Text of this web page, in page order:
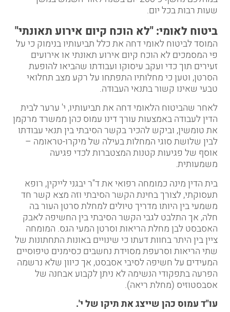
שעות רבות בכל יום.
ביטוח לאומי: "לא הוכח קיום אירוע תאונתי"
המוסד לביטוח לאומי דחה את כלל תביעותיו בנימוק כי על
פי המסמכים לא הוכח קיום אירוע תאונתי או אירועים
זעירים תוך כדי ועקב עיסוקו ועבודתו שהביאו להופעת
הסרטן, וטען כי מחלותיו התפתחו על רקע מצב תחלואי
טבעי שאינו קשור בתנאי העבודה.
לאחר שהביטוח הלאומי דחה את תביעותיו, י' ערער לבית
הדין לעבודה באמצעות עורך דינו עמוס כהןממשרד מרקמן
את טומשין, וביקש להכיר בקשר הסיבתי בין תנאי עבודתו
לבין שלושת סוגי המחלות בעילה שלמיקרו-טראומה –
אוסף של פגיעות קטנות המצטברות לכדי פגיעה
משמעותית.
בית הדין מינה כמומחה רפואי את ד"ר יבגני לייקין, רופא
תעסוקתי, לצורך בחינת הקשר הסיבתי וזה מצא קשר חד
משמעי בין היותו מדריך טיולים למחלת סרטן העור בה
חלה, אך התלבט לגבי הקשר הסיבתי בין החשיפה לאבק
האסבסט לבן מחלת הריאות וסרטן המעי הגס. המומחה
ציין בין היתר בחוות דעתו כי שינויים באונות התחתונות של
שתי הריאות וסרעפת מסוידת נחשבים כסימנים טיפוסיים
המעידים על חשיפה לסיבי אסבסט, אך כיוון שלא נרשמה
הפרעה בתפקודי הנשימה לא ניתן לקבוע אבחנה של
אסבסטוזיס (מחלת ריאה).
עו"ד עמוס כהן שייצג את תיקו של י'.